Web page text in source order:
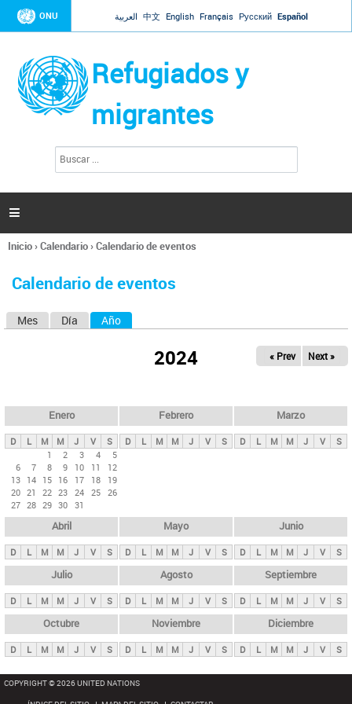
Jump to navigation
ONU العربية 中文 English Français Русский Español
Refugiados y
migrantes
l
d
s

Se
usted
Inicio›Calendario›Calendario de eventos
Calendario de eventos
s
p
n
i
p
a
l
s
Mes Día Año
2024 « Prev Next »
Enero
D L M M J V
S
1
2 3 4
5
6
7 8 9 10 11
12
13 14 15 16 17 18
19
20 21 22 23 24 25 26
27 28 29 30 31
Febrero
D L M M J V S
Marzo
D L M M J V S
Abril
D L M M J V S
Mayo
D L M M J V S
Junio
D L M M J V S
Julio
D L M M J V S
Agosto
D L M M J V S
Septiembre
D L M M J V S
Octubre
D L M M J V S
Noviembre
D L M M J V S
Diciembre
D L M M J V S
COPYRIGHT © 2026 UNITED NATIONS